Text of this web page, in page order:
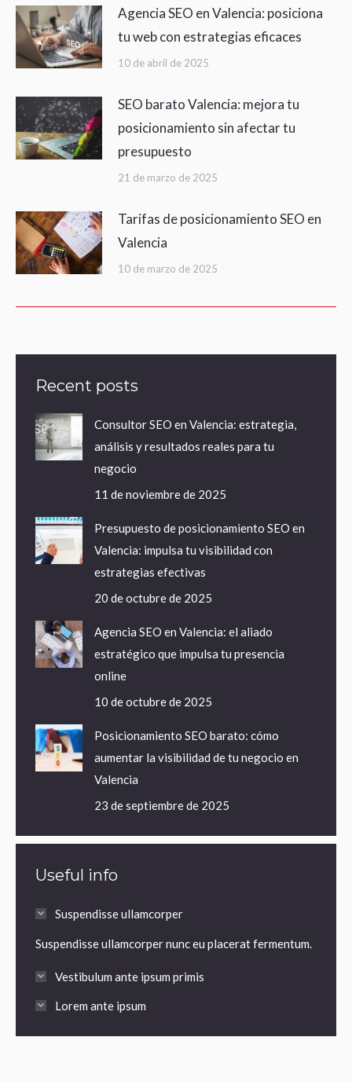
Agencia SEO en Valencia: posiciona
tu web con estrategias eficaces
10 de abril de 2025
SEO barato Valencia: mejora tu
posicionamiento sin afectar tu
presupuesto
21 de marzo de 2025
Tarifas de posicionamiento SEO en
Valencia
10 de marzo de 2025
Recent posts
Consultor SEO en Valencia: estrategia,
análisis y resultados reales para tu
negocio
11 de noviembre de 2025
Presupuesto de posicionamiento SEO en
Valencia: impulsa tu visibilidad con
estrategias efectivas
20 de octubre de 2025
Agencia SEO en Valencia: el aliado
estratégico que impulsa tu presencia
online
10 de octubre de 2025
Posicionamiento SEO barato: cómo
aumentar la visibilidad de tu negocio en
Valencia
23 de septiembre de 2025
Useful info
Suspendisse ullamcorper
Suspendisse ullamcorper nunc eu placerat fermentum.
Vestibulum ante ipsum primis
Lorem ante ipsum